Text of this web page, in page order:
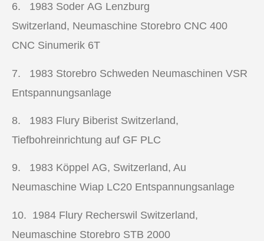
6. 1983 Soder AG Lenzburg
Switzerland, Neumaschine Storebro CNC 400
CNC Sinumerik 6T
7. 1983 Storebro Schweden Neumaschinen VSR
Entspannungsanlage
8. 1983 Flury Biberist Switzerland,
Tiefbohreinrichtung auf GF PLC
9. 1983 Köppel AG, Switzerland, Au
Neumaschine Wiap LC20 Entspannungsanlage
10. 1984 Flury Recherswil Switzerland,
Neumaschine Storebro STB 2000